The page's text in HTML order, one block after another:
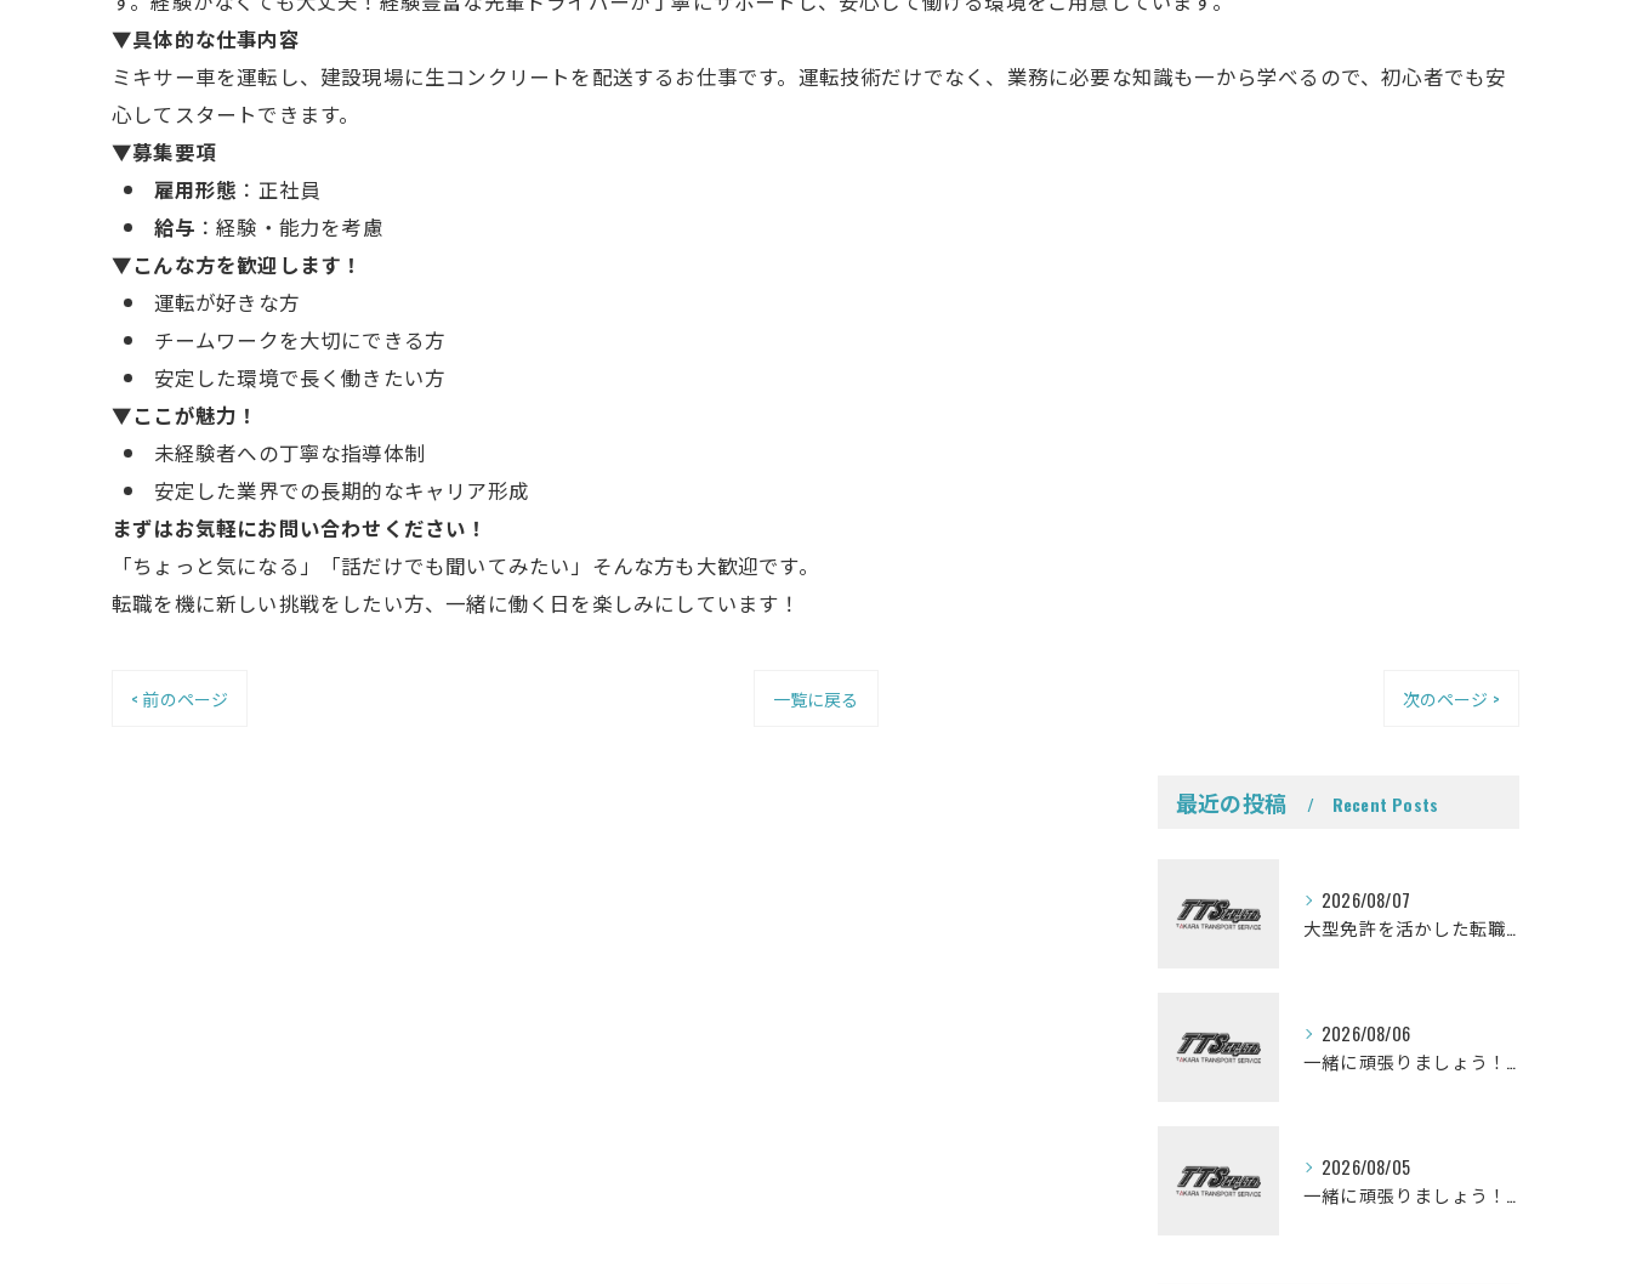
▼具体的な仕事内容
ミキサー車を運転し、建設現場に生コンクリートを配送するお仕事です。運転技術だけでなく、業務に必要な知識も一から学べるので、初心者でも安
心してスタートできます。
▼募集要項
雇用形態 ：正社員
給与 ：経験・能力を考慮
▼こんな方を歓迎します！
運転が好きな方
チームワークを大切にできる方
安定した環境で長く働きたい方
▼ここが魅力！
未経験者への丁寧な指導体制
安定した業界での長期的なキャリア形成
まずはお気軽にお問い合わせください！
「ちょっと気になる」「話だけでも聞いてみたい」そんな方も大歓迎です。
転職を機に新しい挑戦をしたい方、一緒に働く日を楽しみにしています！
< 前のページ 一覧に戻る 次のページ >
最近の投稿 Recent Posts
2026/08/07
大型免許を活かした転職を考えている皆さんミキサー車ドライバーになって一緒に働きませんか？
2026/08/06
一緒に頑張りましょう！ミキサー車ドライバー募集しております。
2026/08/05
一緒に頑張りましょう！ミキサー車ドライバー募集しております。